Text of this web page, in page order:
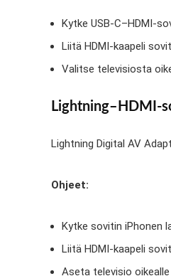
Kytke USB-C–HDMI-
Liitä HDMI-kaapeli
Valitse televisiosta
Lightning–HDMI-
Lightning Digital AV
Ohjeet:
Kytke sovitin iPhonen
Liitä HDMI-kaapeli
Aseta televisio